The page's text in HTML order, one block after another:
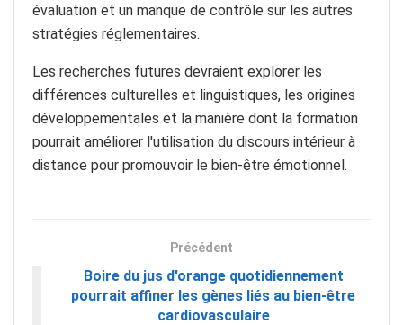
évaluation et un manque de contrôle sur les autres
stratégies réglementaires.
Les recherches futures devraient explorer les
différences culturelles et linguistiques, les origines
développementales et la manière dont la formation
pourrait améliorer l'utilisation du discours intérieur à
distance pour promouvoir le bien-être émotionnel.
Précédent
Boire du jus d'orange quotidiennement
pourrait affiner les gènes liés au bien-être
cardiovasculaire